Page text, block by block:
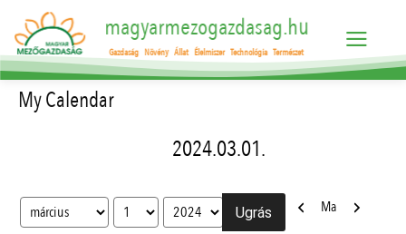
magyarmezogazdasag.hu
Gazdaság Növény Állat Élelmiszer Technológia Természet
My Calendar
2024.03.01.
Hónap
Nap
Év
Előző
Ma Következő